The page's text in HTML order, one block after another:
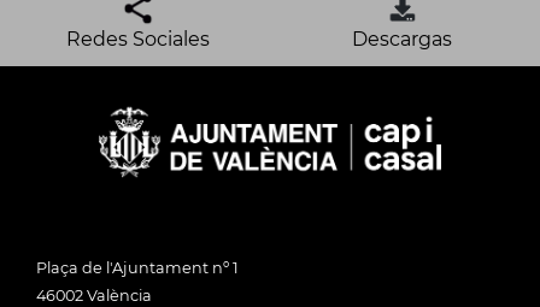
Redes Sociales Descargas
Plaça de l'Ajuntament nº 1
46002 València